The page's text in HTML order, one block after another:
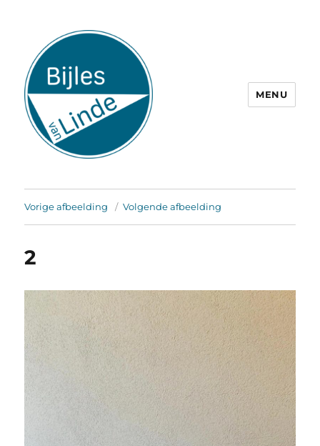
MENU
Vorige afbeelding Volgende afbeelding
2